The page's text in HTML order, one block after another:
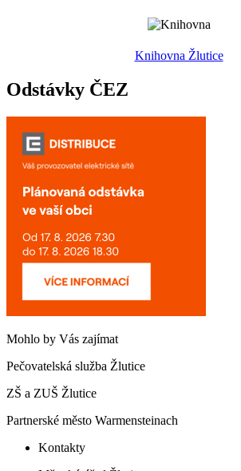
Knihovna Žlutice
Odstávky ČEZ
Mohlo by Vás zajímat
Pečovatelská služba Žlutice
ZŠ a ZUŠ Žlutice
Partnerské město Warmensteinach
Kontakty